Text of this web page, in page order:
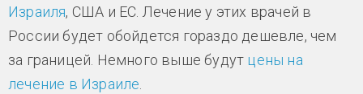
Израиля, США и ЕС. Лечение у этих врачей в
России будет обойдется гораздо дешевле, чем
за границей. Немного выше будут цены на
лечение в Израиле